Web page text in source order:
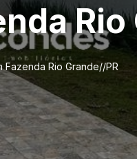
Fazenda Rio Grande//PR